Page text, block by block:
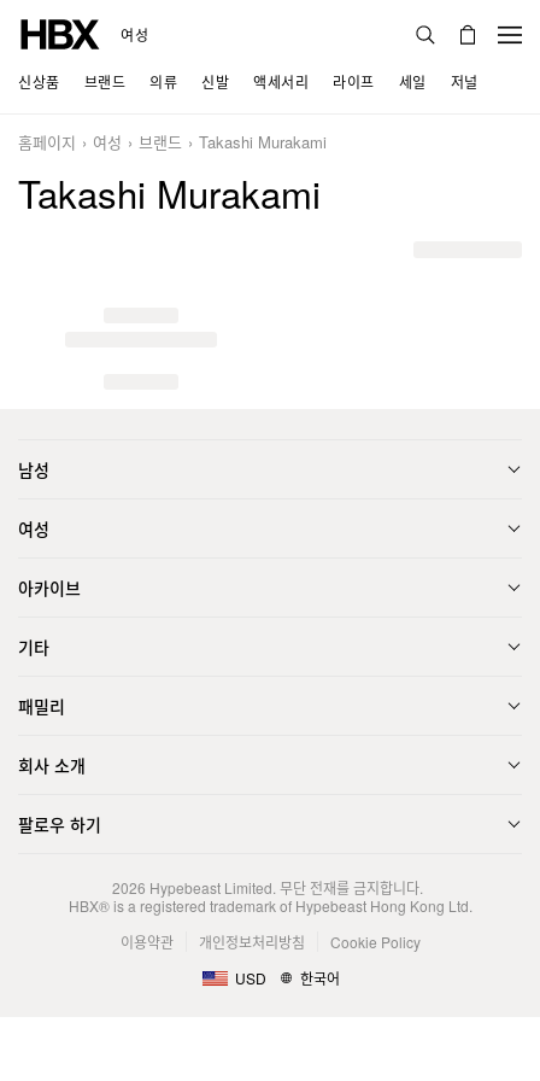
여성
신상품 브랜드 의류 신발 액세서리 라이프 세일 저널
홈페이지 여성 브랜드 Takashi Murakami
Takashi Murakami
남성
여성
아카이브
기타
패밀리
회사 소개
팔로우 하기
2026 Hypebeast Limited. 무단 전재를 금지합니다.
HBX® is a registered trademark of Hypebeast Hong Kong Ltd.
이용약관
개인정보처리방침
Cookie Policy
USD
한국어